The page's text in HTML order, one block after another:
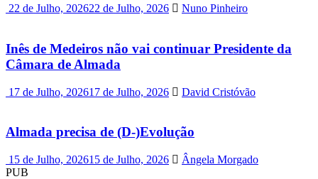
22 de Julho, 202622 de Julho, 2026 Nuno Pinheiro
Inês de Medeiros não vai continuar Presidente da
Câmara de Almada
17 de Julho, 202617 de Julho, 2026 David Cristóvão
Almada precisa de (D-)Evolução
15 de Julho, 202615 de Julho, 2026
Ângela Morgado
PUB